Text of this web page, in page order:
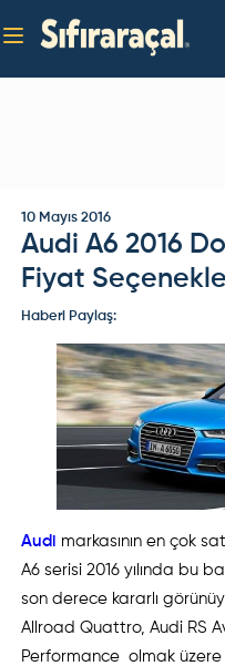
10 Mayıs 2016
Audi A6 2016
Fiyat
Haberi Paylaş:
Audi
markasının en çok
A6 serisi 2016 yılında bu
son derece kararlı
Allroad Quattro, Audi RS
Performance olmak üzere